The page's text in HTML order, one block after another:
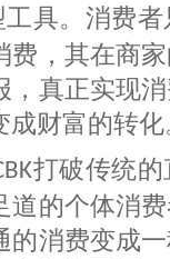
具。消费
费，其在商
，真正实现
成财富的转化
打破传统
的个体消
消费变成